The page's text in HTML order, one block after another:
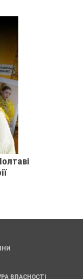
ВЛАСНОСТІ